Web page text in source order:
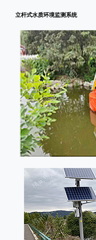
立杆式水质环境监测系统